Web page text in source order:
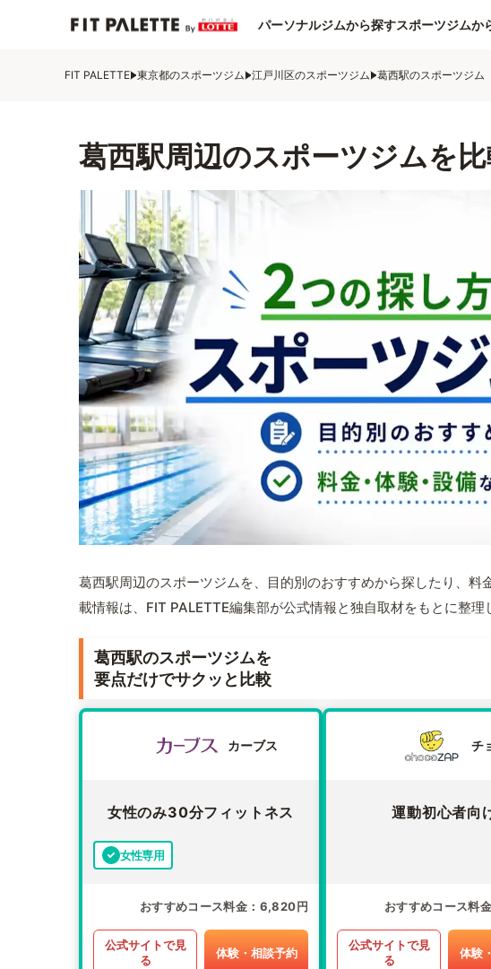
パーソナルジムから探すスポーツジムか
FIT PALETTE 東京都のスポーツジム 江戸川区のスポーツジム 葛西駅のスポーツジム
葛西駅周辺のスポーツジムを
葛西駅周辺のスポーツジムを、目的別のおすすめから探したり、
載情報は、FIT PALETTE編集部が公式情報と独自取材をもとに整理
葛西駅のスポーツジムを
要点だけでサクッと比較
カーブス
女性のみ30分フィットネス
女性専用
おすすめコース料金 6,820円
公式サイトで見
る
体験・相談予約
チ
運動初心者向
おすすめコース料金
公式サイトで見
る
体験